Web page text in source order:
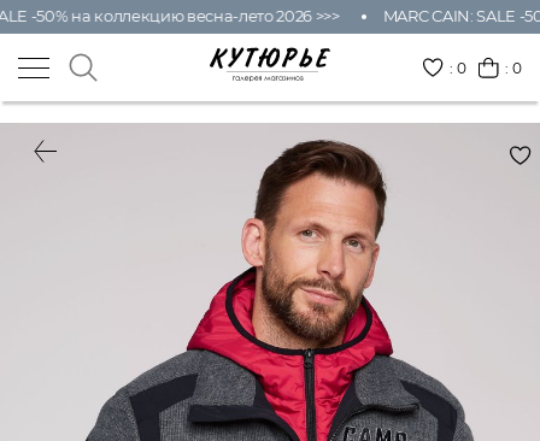
-50% на коллекцию весна-лето 2026 >>> MARC CAIN: SALE -
:0 : 0